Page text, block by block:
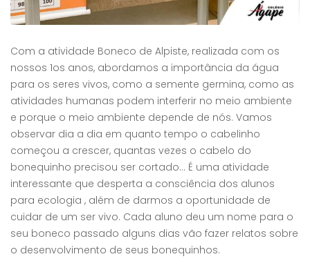
Com a atividade Boneco de Alpiste, realizada com os
nossos 1os anos, abordamos a importância da água
para os seres vivos, como a semente germina, como as
atividades humanas podem interferir no meio ambiente
e porque o meio ambiente depende de nós. Vamos
observar dia a dia em quanto tempo o cabelinho
começou a crescer, quantas vezes o cabelo do
bonequinho precisou ser cortado… É uma atividade
interessante que desperta a consciência dos alunos
para ecologia , além de darmos a oportunidade de
cuidar de um ser vivo. Cada aluno deu um nome para o
seu boneco passado alguns dias vão fazer relatos sobre
o desenvolvimento de seus bonequinhos.